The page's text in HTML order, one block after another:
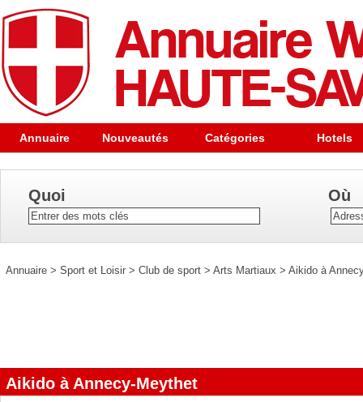
Annuaire Nouveautés Catégories Hotels
Quoi Où
Annuaire > Sport et Loisir > Club de sport > Arts Martiaux > Aikido à
Aikido à Annecy-Meythet